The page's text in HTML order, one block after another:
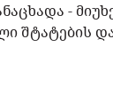
-
შტატების